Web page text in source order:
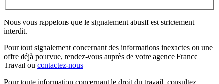
Nous vous rappelons que le signalement abusif est strictement
interdit.
Pour tout signalement concernant des informations inexactes ou une
offre déjà pourvue, rendez-vous auprès de votre agence France
Travail ou contactez-nous
Pour toute information concernant le droit du travail, consultez